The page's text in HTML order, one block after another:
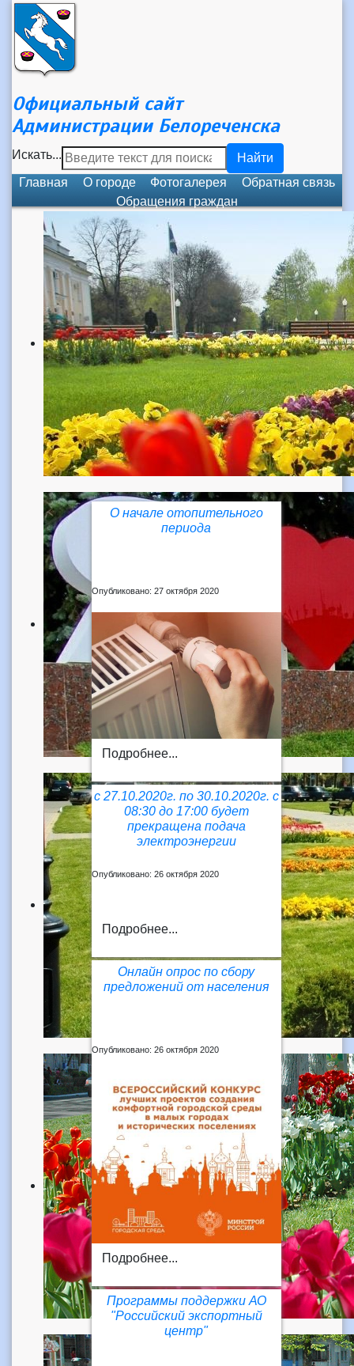
Официальный сайт
Администрации Белореченска
Искать...
Найти
Главная
О городе Фотогалерея
Обратная связь
Обращения граждан
О начале отопительного
периода
Опубликовано: 27 октября 2020
Подробнее...
с 27.10.2020г. по 30.10.2020г. с
08:30 до 17:00 будет
прекращена подача
электроэнергии
Опубликовано: 26 октября 2020
Подробнее...
Онлайн опрос по сбору
предложений от населения
Опубликовано: 26 октября 2020
Подробнее...
Программы поддержки АО
"Российский экспортный
центр"